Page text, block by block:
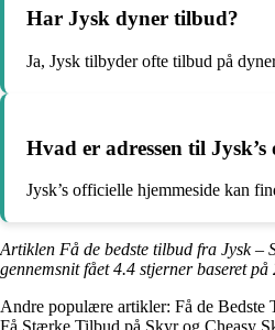
Har Jysk dyner tilbud?
Ja, Jysk tilbyder ofte tilbud på
Hvad er adressen til
Jysk’s officielle hjemmeside kan
Artiklen Få de bedste tilbud fra Jysk –
gennemsnit fået4.4 stjerner baseret på
Andre populære artikler: Få de Bedste